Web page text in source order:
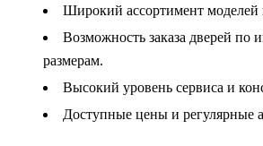
Широкий ассортимент
Возможность заказа дверей по
размерам.
Высокий уровень сервиса и
Доступные цены и регулярные